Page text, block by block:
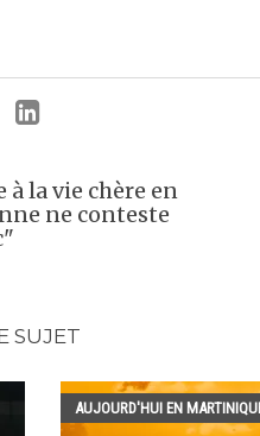
la vie chère en
ne conteste
SUJET
AUJOURD'HUI EN